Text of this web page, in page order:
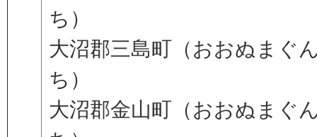
ち）
大沼郡三島町（おおぬまぐ
ち）
大沼郡金山町（おおぬまぐ